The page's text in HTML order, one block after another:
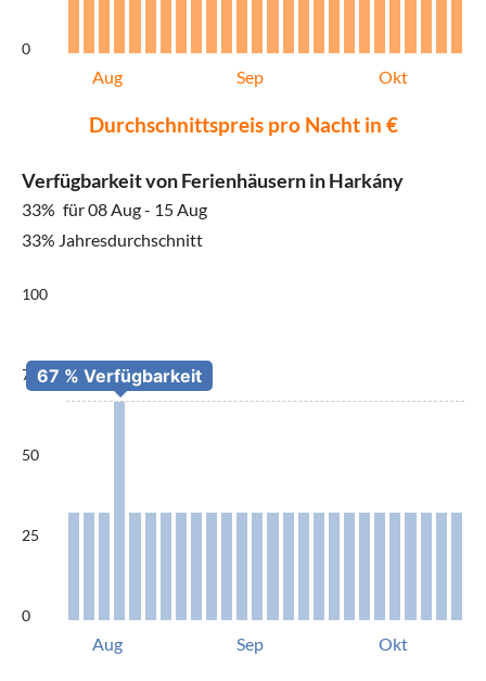
0
Aug Sep Okt
Durchschnittspreis pro Nacht in €
Verfügbarkeit von Ferienhäusern in Harkány
33% für 08 Aug - 15 Aug
33% Jahresdurchschnitt
100
75
50
25
0
Aug Sep Okt